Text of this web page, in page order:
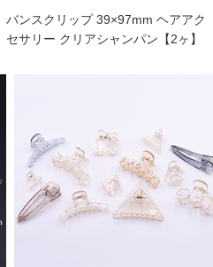
バンスクリップ 39×97mm ヘアアク
セサリー クリアシャンパン【2ヶ】